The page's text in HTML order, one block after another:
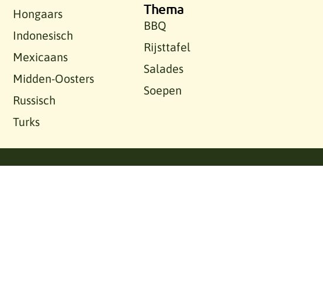
Hongaars
Indonesisch
Mexicaans
Midden-Oosters
Russisch
Turks
Thema
BBQ
Rijsttafel
Salades
Soepen